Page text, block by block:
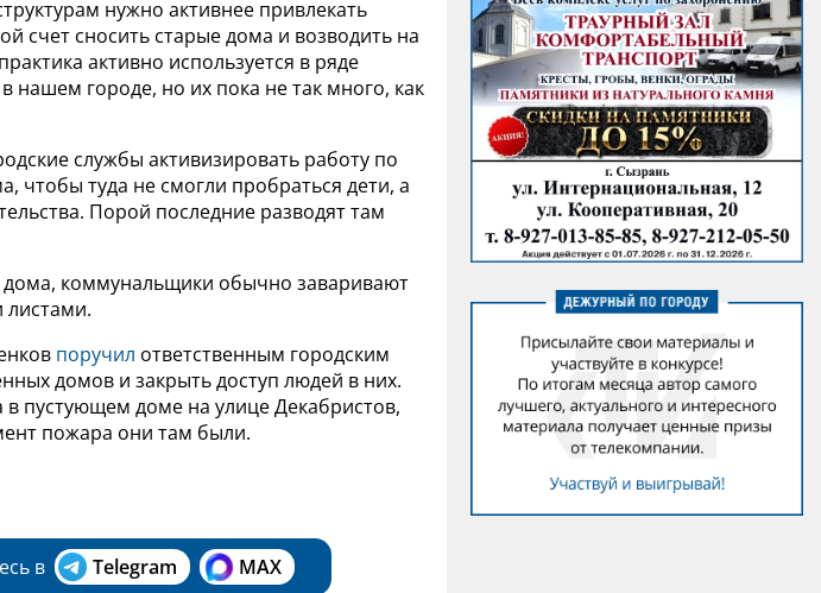
нужно активнее привлекать
счет сносить старые дома и возводить на
активно используется в ряде
нашем городе, но их пока не так много, как
службы активизировать работу по
чтобы туда не смогли пробраться дети, а
Порой последние разводят там
дома, коммунальщики обычно заваривают
листами.
поручил ответственным городским
домов и закрыть доступ людей в них.
пустующем доме на улице Декабристов,
пожара они там были.
в Telegram MAX